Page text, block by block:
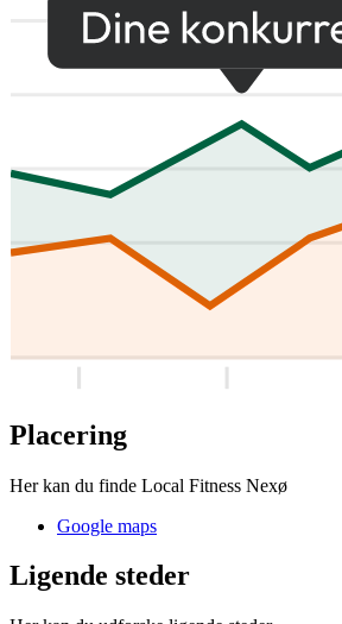
Placering
Her kan du finde Local Fitness Nexø
Google maps
Ligende steder